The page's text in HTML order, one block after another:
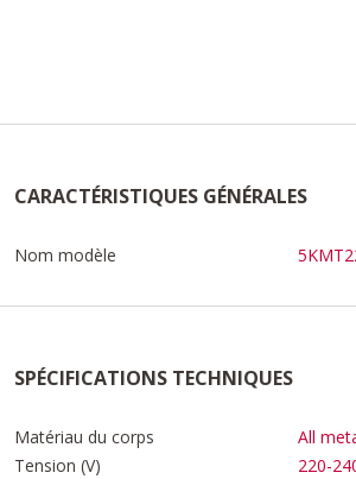
CARACTÉRISTIQUES GÉNÉRALES
Nom modèle
SPÉCIFICATIONS TECHNIQUES
Matériau du corps All
Tension (V)
220-